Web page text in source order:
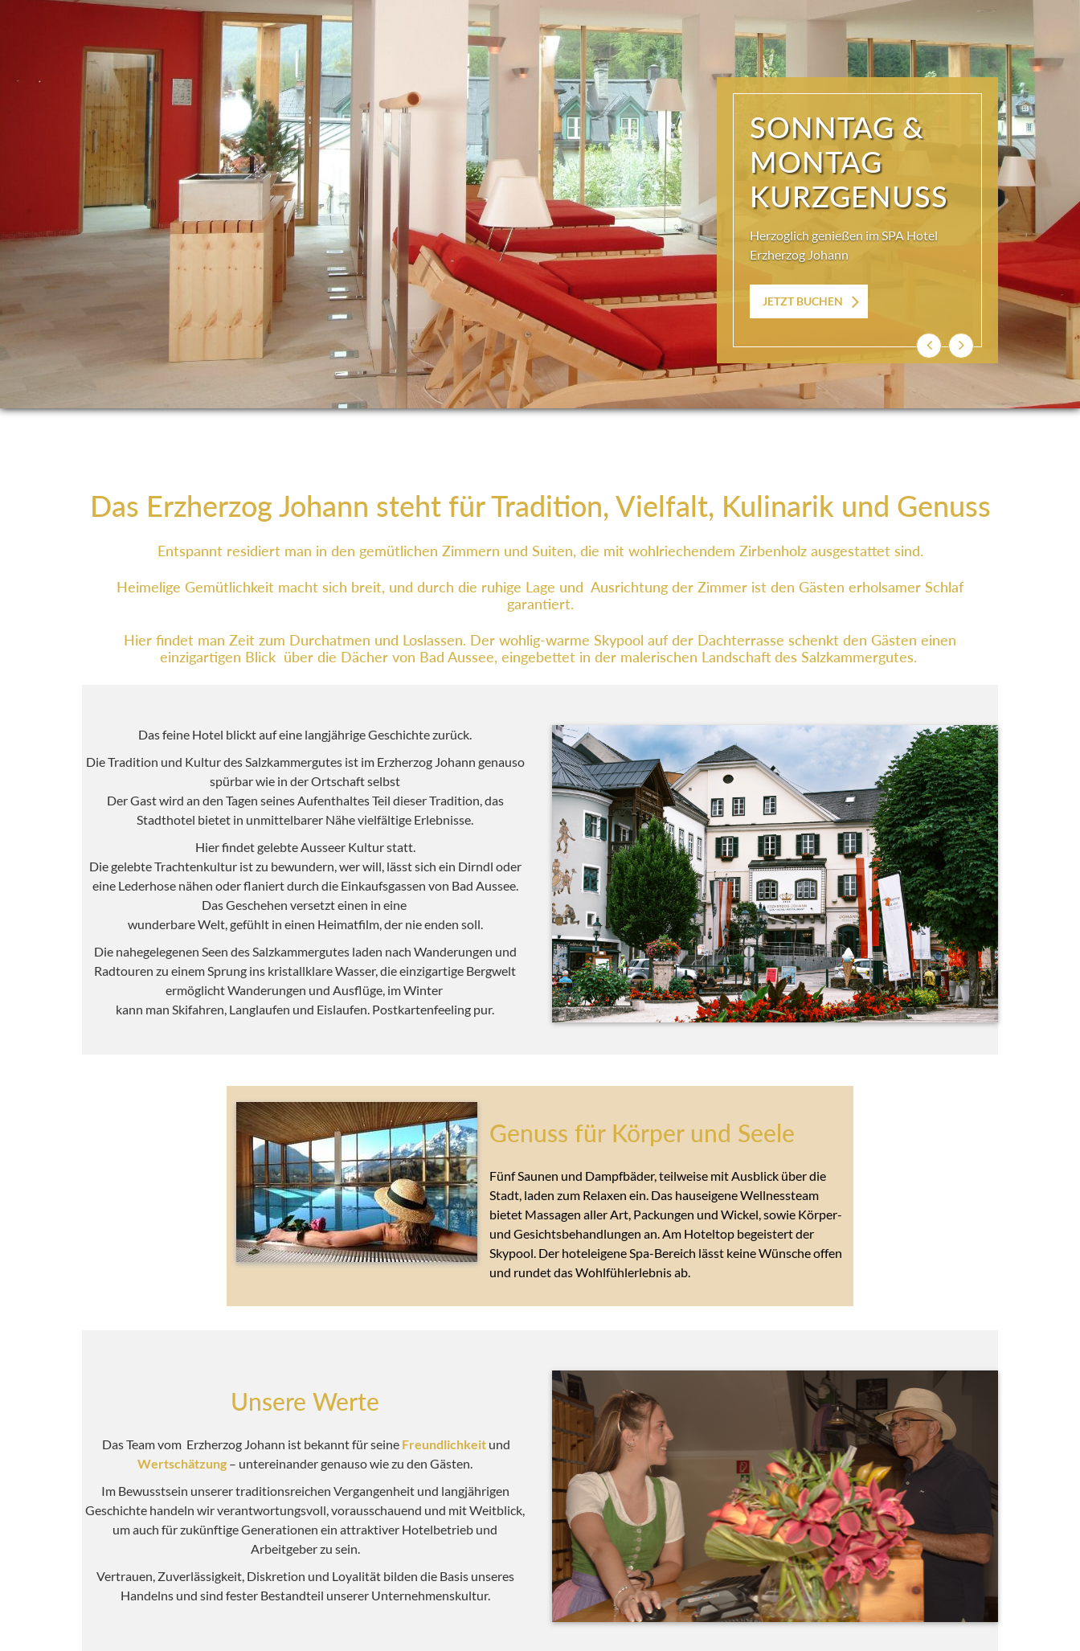
SONNTAG &
MONTAG
KURZGENUSS
Herzoglich genießen im SPA Hotel
Erzherzog Johann
JETZT BUCHEN
ZurückWeiter
Das Erzherzog Johann steht für Tradition, Vielfalt, Kulinarik und Genuss
Entspannt residiert man in den gemütlichen Zimmern und Suiten, die mit wohlriechendem Zirbenholz ausgestattet sind.
Heimelige Gemütlichkeit macht sich breit, und durch die ruhige Lage und Ausrichtung der Zimmer ist den Gästen erholsamer Schlaf
garantiert.
Hier findet man Zeit zum Durchatmen und Loslassen. Der wohlig-warme Skypool auf der Dachterrasse schenkt den Gästen einen
einzigartigen Blick über die Dächer von Bad Aussee, eingebettet in der malerischen Landschaft des Salzkammergutes.
Das feine Hotel blickt auf eine langjährige Geschichte zurück.
Die Tradition und Kultur des Salzkammergutes ist im Erzherzog Johann genauso
spürbar wie in der Ortschaft selbst
Der Gast wird an den Tagen seines Aufenthaltes Teil dieser Tradition, das
Stadthotel bietet in unmittelbarer Nähe vielfältige Erlebnisse.
Hier findet gelebte Ausseer Kultur statt.
Die gelebte Trachtenkultur ist zu bewundern, wer will, lässt sich ein Dirndl oder
eine Lederhose nähen oder flaniert durch die Einkaufsgassen von Bad Aussee.
Das Geschehen versetzt einen in eine
wunderbare Welt, gefühlt in einen Heimatfilm, der nie enden soll.
Die nahegelegenen Seen des Salzkammergutes laden nach Wanderungen und
Radtouren zu einem Sprung ins kristallklare Wasser, die einzigartige Bergwelt
ermöglicht Wanderungen und Ausflüge, im Winter
kann man Skifahren, Langlaufen und Eislaufen. Postkartenfeeling pur.
Genuss für Körper und Seele
Fünf Saunen und Dampfbäder, teilweise mit Ausblick über die
Stadt, laden zum Relaxen ein. Das hauseigene Wellnessteam
bietet Massagen aller Art, Packungen und Wickel, sowie Körper-
und Gesichtsbehandlungen an. Am Hoteltop begeistert der
Skypool. Der hoteleigene Spa-Bereich lässt keine Wünsche offen
und rundet das Wohlfühlerlebnis ab.
Unsere Werte
Das Team vom Erzherzog Johann ist bekannt für seine Freundlichkeit und
Wertschätzung – untereinander genauso wie zu den Gästen.
Im Bewusstsein unserer traditionsreichen Vergangenheit und langjährigen
Geschichte handeln wir verantwortungsvoll, vorausschauend und mit Weitblick,
um auch für zukünftige Generationen ein attraktiver Hotelbetrieb und
Arbeitgeber zu sein.
Vertrauen, Zuverlässigkeit, Diskretion und Loyalität bilden die Basis unseres
Handelns und sind fester Bestandteil unserer Unternehmenskultur.